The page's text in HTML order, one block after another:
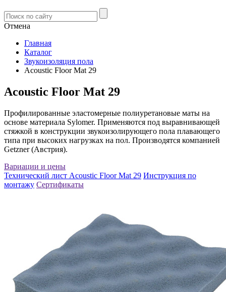
Отмена
Главная
Каталог
Звукоизоляция пола
Acoustic Floor Mat 29
Acoustic Floor Mat 29
Профилированные эластомерные полиуретановые маты на
основе материала Sylomer. Применяются под выравнивающей
стяжкой в конструкции звукоизолирующего пола плавающего
типа при высоких нагрузках на пол. Производятся компанией
Getzner (Австрия).
Вариации и цены
Технический лист Acoustic Floor Mat 29 Инструкция по
монтажу Сертификаты